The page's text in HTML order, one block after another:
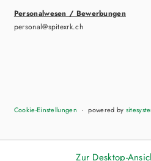
Personalwesen / Bewerbungen
personal@spitexrk.ch
Cookie-Einstellungen powered by
Zur Desktop-